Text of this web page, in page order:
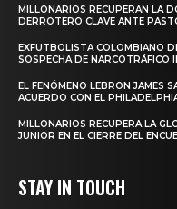
MILLONARIOS RECUPERAN LA
DERROTERO CLAVE ANTE
EXFUTBOLISTA COLOMBIANO
SOSPECHA DE NARCOTRÁFICO
EL FENÓMENO LEBRON JAMES
ACUERDO CON EL
MILLONARIOS RECUPERA LA
JUNIOR EN EL CIERRE DEL
STAY IN TOUCH